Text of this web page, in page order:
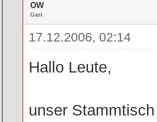
OW
Gast
17.12.2006, 02:14
Hallo Leute,
unser